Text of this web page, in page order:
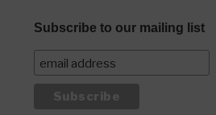
Subscribe to our mailing list